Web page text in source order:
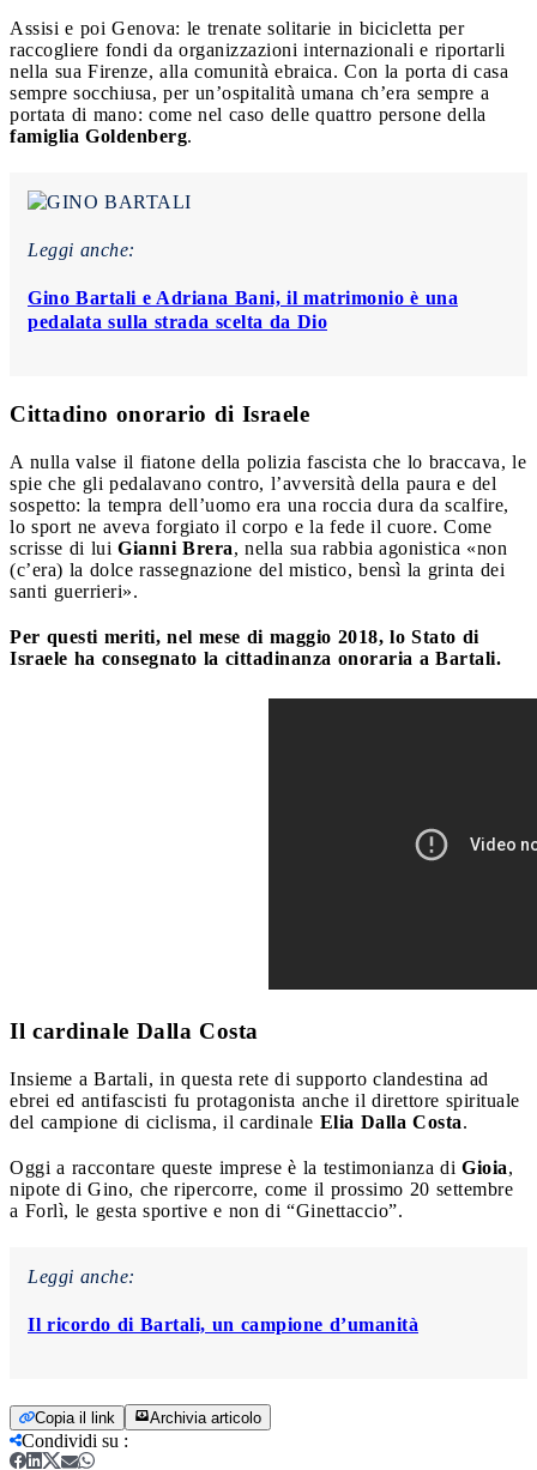
Assisi e poi Genova: le trenate solitarie in bicicletta per
raccogliere fondi da organizzazioni internazionali e riportarli
nella sua Firenze, alla comunità ebraica. Con la porta di casa
sempre socchiusa, per un’ospitalità umana ch’era sempre a
portata di mano: come nel caso delle quattro persone della
famiglia Goldenberg.
Leggi anche:
Gino Bartali e Adriana Bani, il matrimonio è una
pedalata sulla strada scelta da Dio
Cittadino onorario di Israele
A nulla valse il fiatone della polizia fascista che lo braccava, le
spie che gli pedalavano contro, l’avversità della paura e del
sospetto: la tempra dell’uomo era una roccia dura da scalfire,
lo sport ne aveva forgiato il corpo e la fede il cuore. Come
scrisse di lui Gianni Brera, nella sua rabbia agonistica «non
(c’era) la dolce rassegnazione del mistico, bensì la grinta dei
santi guerrieri».
Per questi meriti, nel mese di maggio 2018, lo Stato di
Israele ha consegnato la cittadinanza onoraria a Bartali.
Il cardinale Dalla Costa
Insieme a Bartali, in questa rete di supporto clandestina ad
ebrei ed antifascisti fu protagonista anche il direttore spirituale
del campione di ciclisma, il cardinale Elia Dalla Costa.
Oggi a raccontare queste imprese è la testimonianza di Gioia,
nipote di Gino, che ripercorre, come il prossimo 20 settembre
a Forlì, le gesta sportive e non di “Ginettaccio”.
Leggi anche:
Il ricordo di Bartali, un campione d’umanità
Copia il link Archivia articolo
Condividi su :